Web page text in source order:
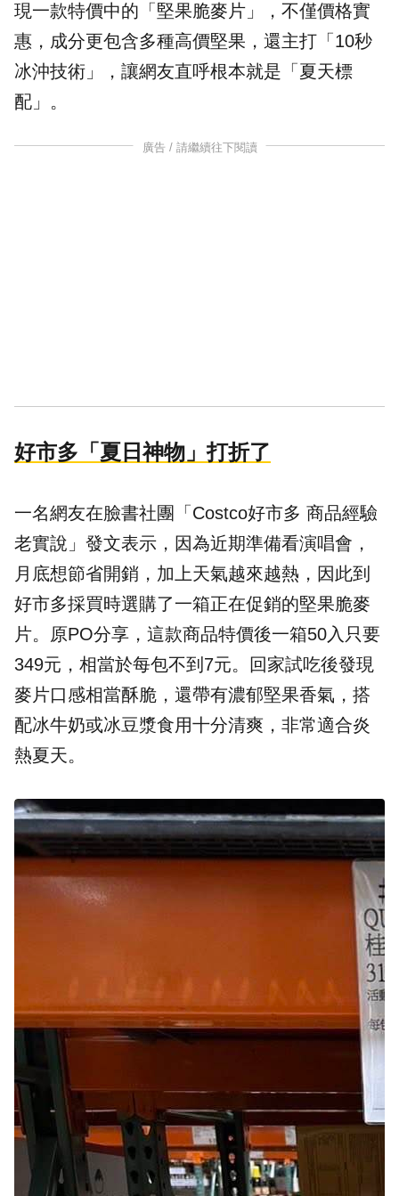
現一款特價中的「堅果脆麥片」，不僅價格實
惠，成分更包含多種高價堅果，還主打「10秒
冰沖技術」，讓網友直呼根本就是「 夏天標
配」。
廣告 / 請繼續往下閱讀
好市多「夏日神物」打折了
一名網友在臉書社團「 Costco好市多 商品經驗
老實說 」發文表示，因為近期準備看演唱會，
月底想節省開銷，加上天氣越來越熱，因此到
好市多採買時選購了一箱正在促銷的堅果脆麥
片。原PO分享，這款商品特價後一箱50入只要
349元，相當於每包不到7元。回家試吃後發現
麥片口感相當酥脆，還帶有濃郁堅果香氣，搭
配冰牛奶或冰豆漿食用十分清爽，非常適合炎
熱夏天。